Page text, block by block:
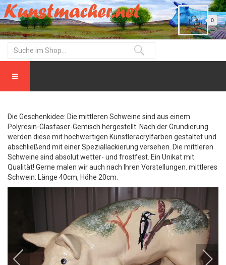
0
Die Geschenkidee: Die mittleren Schweine sind aus einem
Polyresin-Glasfaser-Gemisch hergestellt. Nach der Grundierung
werden diese mit hochwertigen Künstleracrylfarben gestaltet und
abschließend mit einer Speziallackierung versehen. Die mittleren
Schweine sind absolut wetter- und frostfest. Ein Unikat mit
Qualität! Gerne malen wir auch nach Ihren Vorstellungen. mittleres
Schwein: Länge 40cm, Höhe 20cm.